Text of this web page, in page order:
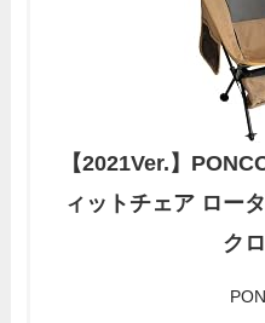
【2021Ver.】
ィットチェア ロー
ク